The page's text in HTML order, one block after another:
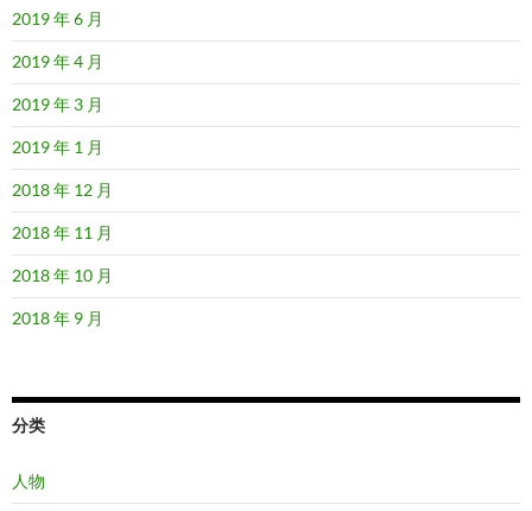
2019 年 6 月
2019 年 4 月
2019 年 3 月
2019 年 1 月
2018 年 12 月
2018 年 11 月
2018 年 10 月
2018 年 9 月
分类
人物